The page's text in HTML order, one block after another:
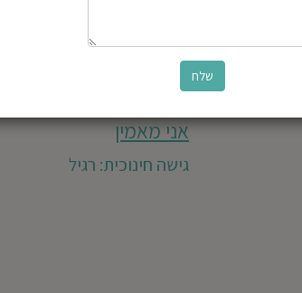
אני מאמין
גישה חינוכית: רגיל